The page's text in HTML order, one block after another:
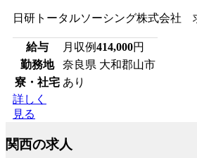
日研トータルソーシング株式会社
給与 月収例414,000円
勤務地
奈良県 大和郡山市
寮・社宅 あり
詳しく
見る
関西の求人